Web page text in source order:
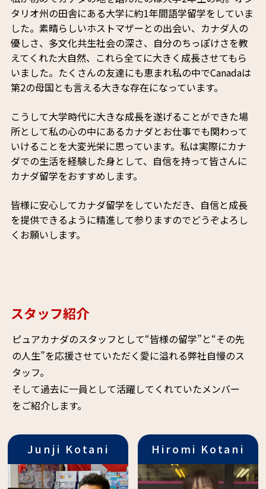
タリオ州の田舎にある大学に約1年間語学留学をしていま
した。素晴らしいホストマザーとの出会い、カナダ人の
優しさ、多文化共生社会の深さ、自分のちっぽけさを教
えてくれた大自然、これら全てに大きく成長させてもら
いました。たくさんの友達にも恵まれ私の中でCanadaは
第2の母国とも言える大きな存在になっています。
こうして大学時代に大きな成長を遂げることができた場
所として私の心の中にあるカナダとお仕事でも関わって
いけることを大変光栄に思っています。私は実際にカナ
ダでの生活を経験した身として、自信を持って皆さんに
カナダ留学をおすすめします。
皆様に安心してカナダ留学をしていただき、自信と成長
を提供できるように精進して参りますのでどうぞよろし
くお願いします。
スタッフ紹介
ピュアカナダのスタッフとして“皆様の留学”と“その先
の人生”を応援させていただく愛に溢れる弊社自慢のス
タッフ。
そして過去に一員として活躍してくれていたメンバー
をご紹介します。
Junji Kotani Hiromi Kotani